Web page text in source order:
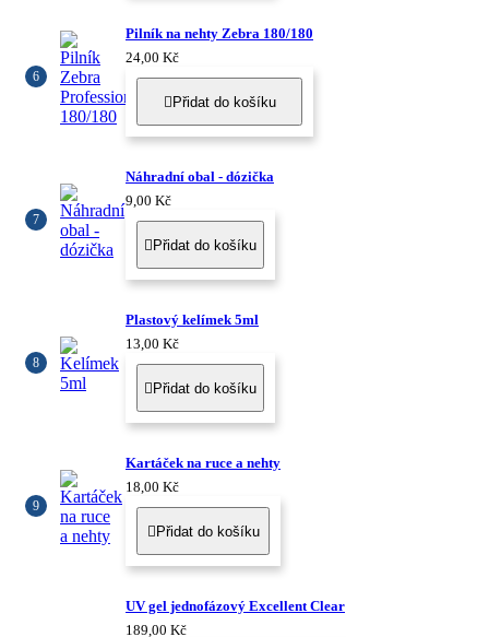
Pilník na nehty Zebra 180/180
24,00 Kč
 Přidat do košíku
Náhradní obal - dózička
9,00 Kč
 Přidat do košíku
Plastový kelímek 5ml
13,00 Kč
 Přidat do košíku
Kartáček na ruce a nehty
18,00 Kč
 Přidat do košíku
UV gel jednofázový Excellent Clear
189,00 Kč